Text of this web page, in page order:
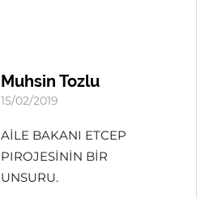
Muhsin Tozlu
15/02/2019
AİLE BAKANI ETCEP
PIROJESİNİN BİR
UNSURU.